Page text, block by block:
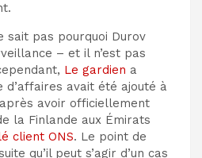
sait pas pourquoi Durov
– et il n’est pas
Le gardien a
d’affaires avait été ajouté à
avoir officiellement
la Finlande aux Émirats
client ONS. Le point de
qu’il peut s’agir d’un cas